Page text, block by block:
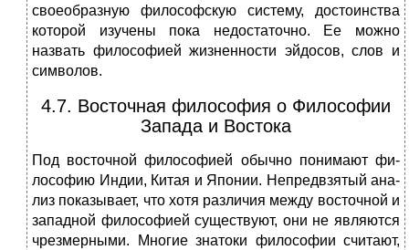
своеобразную философскую систему, достоинства
ко­торой изучены пока недостаточно. Ее можно
назвать философией жизненности эйдосов, слов и
символов.
4.7. Восточная философия о Философии
Запада и Востока
Под восточной философией обычно понимают фи­
лософию Индии, Китая и Японии. Непредвзятый ана­
лиз показывает, что хотя различия между восточной и
западной философией существуют, они не являются
чрезмерными. Многие знатоки философии считают,